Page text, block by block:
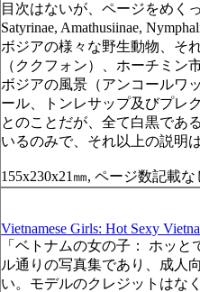
目次はないが、ページをめく
Satyrinae, Amathusiinae,
ボジアの様々な野生動物、そ
（ククフォン）、ホーチミ
ボジアの風景（アンコールワ
ール、トンレサップ及びプレ
とのことだが、全て白黒であ
いるのみで、それ以上の説明
155x230x21 ㎜, ページ数記載な
Vietnamese Girls: Hot Sexy
「ベトナムの女の子：
ホッと
ル通りの写真集であり、成人
い。モデルのクレジットはな